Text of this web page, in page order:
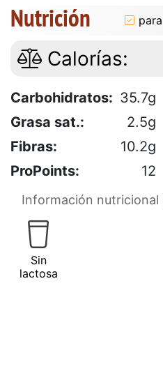
Nutrición
Calorías:
Carbohidratos: 35.7g
Grasa sat.:
2.5g
Fibras:
10.2g
ProPoints:
12
Información nutricional
Sin
lactosa